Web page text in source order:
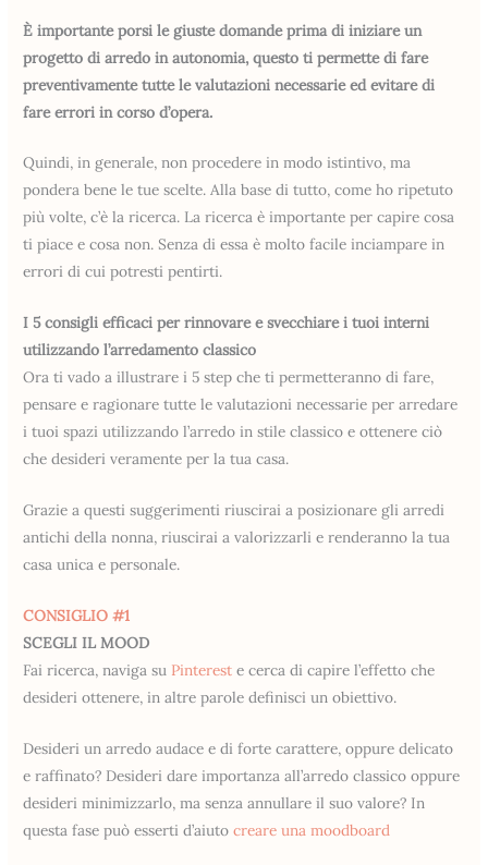
È importante porsi le giuste domande prima di iniziare un
progetto di arredo in autonomia, questo ti permette di fare
preventivamente tutte le valutazioni necessarie ed evitare di
fare errori in corso d’opera.
Quindi, in generale, non procedere in modo istintivo, ma
pondera bene le tue scelte. Alla base di tutto, come ho ripetuto
più volte, c’è la ricerca. La ricerca è importante per capire cosa
ti piace e cosa non. Senza di essa è molto facile inciampare in
errori di cui potresti pentirti.
I 5 consigli efficaci per rinnovare e svecchiare i tuoi interni
utilizzando l’arredamento classico
Ora ti vado a illustrare i 5 step che ti permetteranno di fare,
pensare e ragionare tutte le valutazioni necessarie per arredare
i tuoi spazi utilizzando l’arredo in stile classico e ottenere ciò
che desideri veramente per la tua casa.
Grazie a questi suggerimenti riuscirai a posizionare gli arredi
antichi della nonna, riuscirai a valorizzarli e renderanno la tua
casa unica e personale.
CONSIGLIO #1
SCEGLI IL MOOD
Fai ricerca, naviga su Pinterest e cerca di capire l’effetto che
desideri ottenere, in altre parole definisci un obiettivo.
Desideri un arredo audace e di forte carattere, oppure delicato
e raffinato? Desideri dare importanza all’arredo classico oppure
desideri minimizzarlo, ma senza annullare il suo valore? In
questa fase può esserti d’aiutocreare una moodboard